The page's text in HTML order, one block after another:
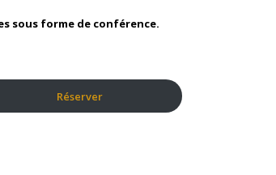
sous forme de conférence.
Réserver